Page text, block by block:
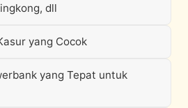
dll
yang Cocok
yang Tepat untuk